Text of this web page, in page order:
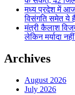
मध्य प्रदेश में आज
विसंगति समेत ये
मंत्री कैलाश
लेकिन मर्यादा
Archives
August 2026
July 2026